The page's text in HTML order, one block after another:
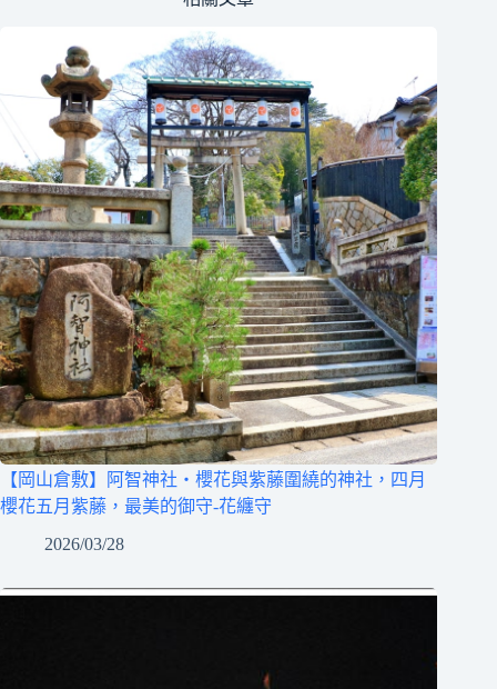
【岡山倉敷】阿智神社‧櫻花與紫藤圍繞的神社，四月
櫻花五月紫藤，最美的御守-花纏守
2026/03/28